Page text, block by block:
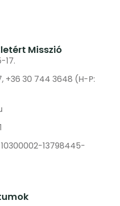
Misszió
17.
+36 30 744 3648 (H-P:
10300002-13798445-